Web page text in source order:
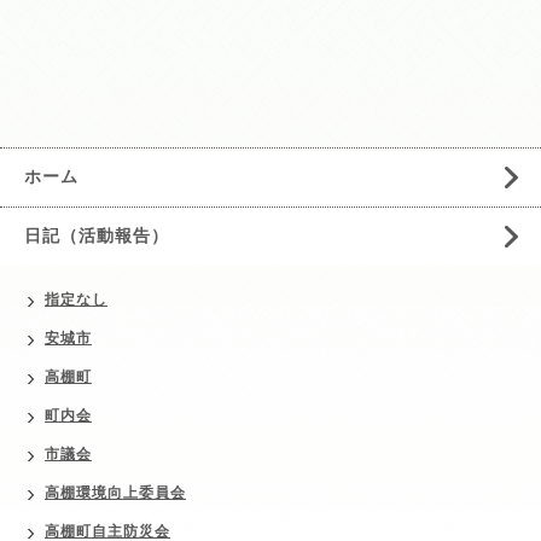
ホーム
日記（活動報告）
指定なし
安城市
高棚町
町内会
市議会
高棚環境向上委員会
高棚町自主防災会